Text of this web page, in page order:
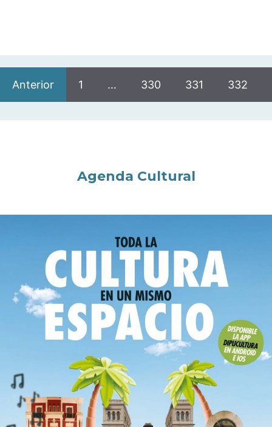
Anterior 1 … 330 331 332
Agenda Cultural